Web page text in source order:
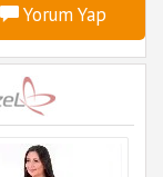
Yorum Yap